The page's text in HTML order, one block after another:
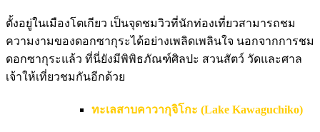
ตั้งอยู่ในเมืองโตเกียว เป็นจุดชมวิวที่นักท่องเที่ยวสามารถชม
ความงามของดอกซากุระได้อย่างเพลิดเพลินใจ นอกจากการชม
ดอกซากุระแล้ว ที่นี่ยังมีพิพิธภัณฑ์ศิลปะ สวนสัตว์ วัดและศาล
เจ้าให้เที่ยวชมกันอีกด้วย
ทะเลสาบคาวากุจิโกะ (Lake Kawaguchiko)